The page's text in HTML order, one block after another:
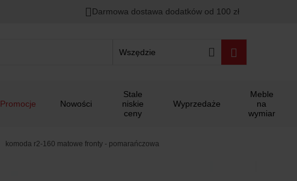
Darmowa dostawa dodatków od 100 zł
Wszędzie
Promocje Nowości
Stale
niskie
ceny
Wyprzedaże
Meble
na
wymiar
komoda r2-160 matowe fronty - pomarańczowa